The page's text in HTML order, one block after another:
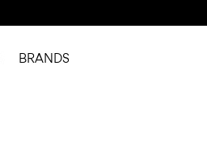
BRANDS